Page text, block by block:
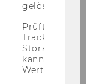
bei die­ser
gelöscht.
Prüft, ob der
Tracking
Storage
kann. Wenn
Wert von 1